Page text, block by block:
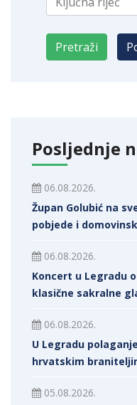
Posljednje
06.08.2026.
Župan Golubić na
pobjede i
06.08.2026.
Koncert u Legradu
klasične sakralne
06.08.2026.
U Legradu
hrvatskim
05.08.2026.